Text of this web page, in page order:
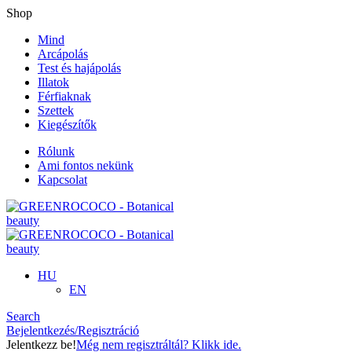
Shop
Mind
Arcápolás
Test és hajápolás
Illatok
Férfiaknak
Szettek
Kiegészítők
Rólunk
Ami fontos nekünk
Kapcsolat
HU
EN
Search
Bejelentkezés/Regisztráció
Jelentkezz be!Még nem regisztráltál? Klikk ide.